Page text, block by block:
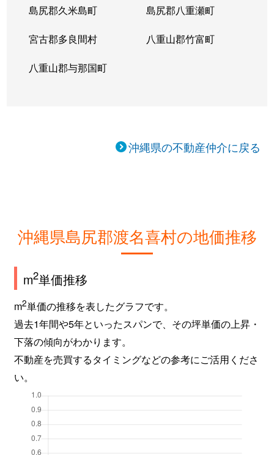
島尻郡久米島町 島尻郡八重瀬町
宮古郡多良間村 八重山郡竹富町
八重山郡与那国町
沖縄県の不動産仲介に戻る
沖縄県島尻郡渡名喜村の地価推移
m2単価推移
m2単価の推移を表したグラフです。
過去1年間や5年といったスパンで、その坪単価の上昇・
下落の傾向がわかります。
不動産を売買するタイミングなどの参考にご活用くださ
い。